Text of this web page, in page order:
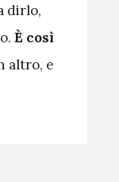
dirlo,
È così
altro, e